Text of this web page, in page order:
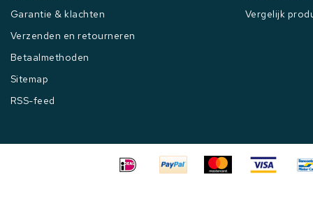
Garantie & klachten
Verzenden en retourneren
Betaalmethoden
Sitemap
RSS-feed
Vergelijk